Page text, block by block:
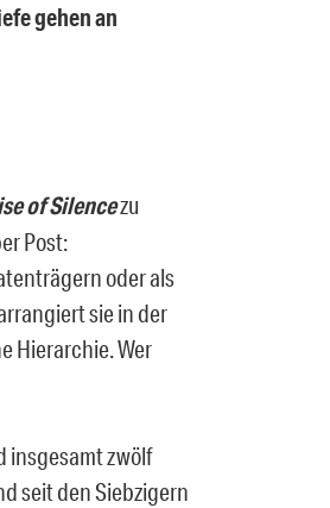
gehen an
of Silencezu
Post:
oder als
sie in der
Hierarchie. Wer
insgesamt zwölf
seit den Siebzigern